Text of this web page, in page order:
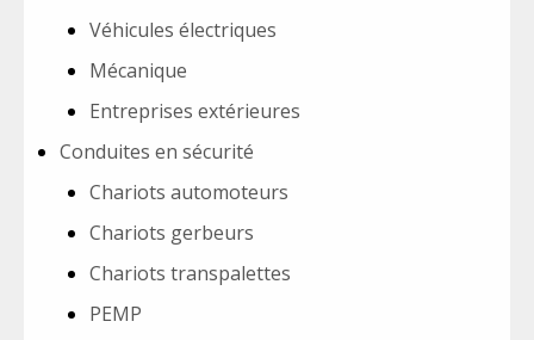
Véhicules électriques
Mécanique
Entreprises extérieures
Conduites en sécurité
Chariots automoteurs
Chariots gerbeurs
Chariots transpalettes
PEMP